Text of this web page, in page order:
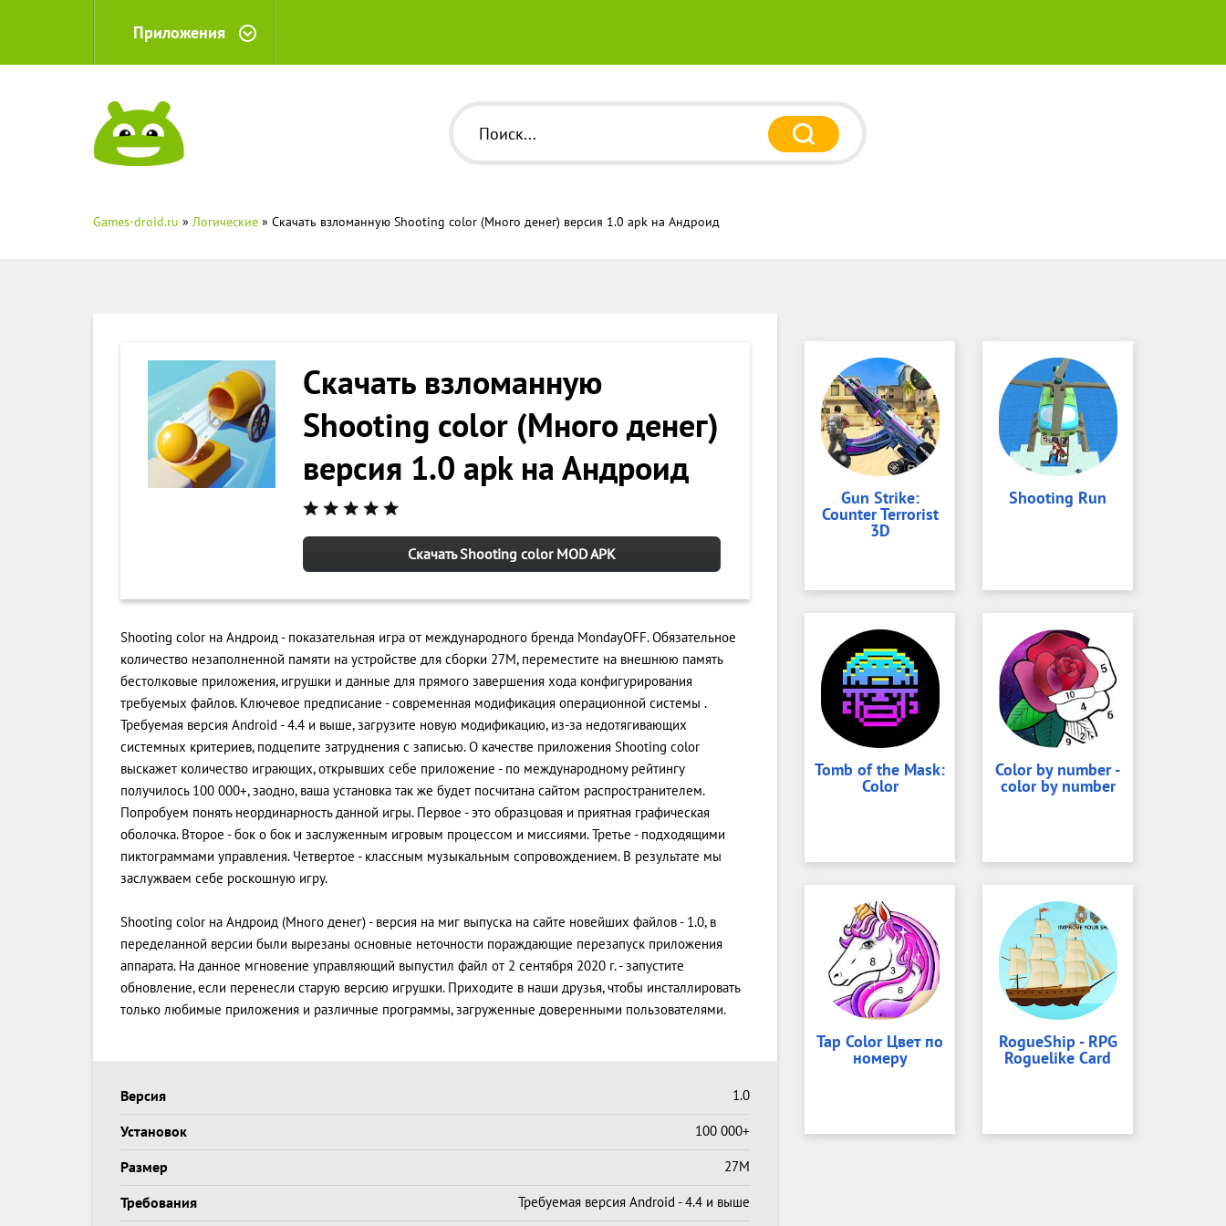
Приложения
Games-droid.ru » Логические » Скачать взломанную Shooting color (Много денег) версия 1.0 apk на Андроид
Скачать взломанную
Shooting color (Много денег)
версия 1.0 apk на Андроид
Скачать Shooting color MOD APK
Shooting color на Андроид - показательная игра от международного бренда MondayOFF. Обязательное
количество незаполненной памяти на устройстве для сборки 27M, переместите на внешнюю память
бестолковые приложения, игрушки и данные для прямого завершения хода конфигурирования
требуемых файлов. Ключевое предписание - современная модификация операционной системы .
Требуемая версия Android - 4.4 и выше, загрузите новую модификацию, из-за недотягивающих
системных критериев, подцепите затруднения с записью. О качестве приложения Shooting color
выскажет количество играющих, открывших себе приложение - по международному рейтингу
получилось 100 000+, заодно, ваша установка так же будет посчитана сайтом распространителем.
Попробуем понять неординарность данной игры. Первое - это образцовая и приятная графическая
оболочка. Второе - бок о бок и заслуженным игровым процессом и миссиями. Третье - подходящими
пиктограммами управления. Четвертое - классным музыкальным сопровождением. В результате мы
заслужваем себе роскошную игру.
Shooting color на Андроид (Много денег) - версия на миг выпуска на сайте новейших файлов - 1.0, в
переделанной версии были вырезаны основные неточности пораждающие перезапуск приложения
аппарата. На данное мгновение управляющий выпустил файл от 2 сентября 2020 г. - запустите
обновление, если перенесли старую версию игрушки. Приходите в наши друзья, чтобы инсталлировать
только любимые приложения и различные программы, загруженные доверенными пользователями.
Версия 1.0
Установок 100 000+
Размер 27M
Требования Требуемая версия Android - 4.4 и выше
Gun Strike:
Counter Terrorist
3D
Shooting Run
Tomb of the Mask:
Color
Color by number -
color by number
Tap Color Цвет по
номеру
RogueShip - RPG
Roguelike Card